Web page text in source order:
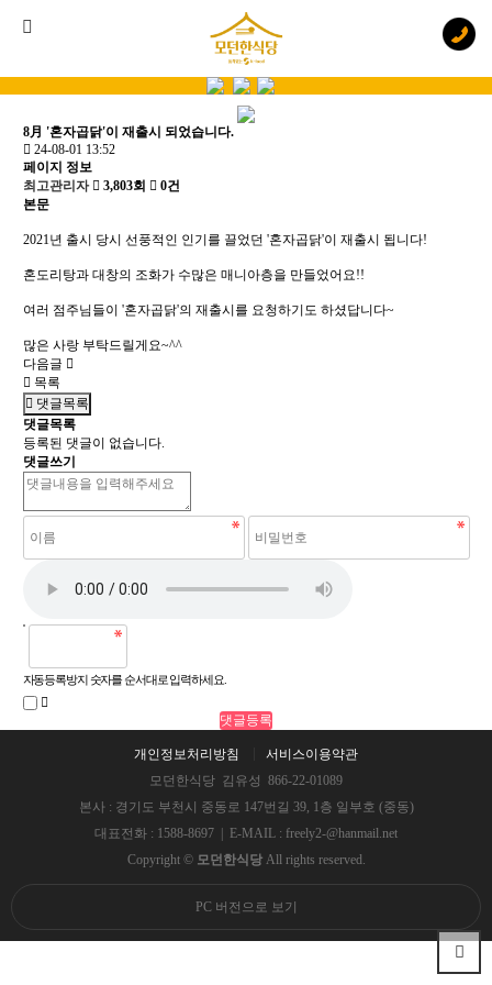
8月 '혼자곱닭'이 재출시 되었습니다.
24-08-01 13:52
페이지 정보
최고관리자
3,803회
0건
본문
2021년 출시 당시 선풍적인 인기를 끌었던 '혼자곱닭'이 재출시 됩니다!
혼도리탕과 대창의 조화가 수많은 매니아층을 만들었어요!!
여러 점주님들이 '혼자곱닭'의 재출시를 요청하기도 하셨답니다~
많은 사랑 부탁드릴게요~^^
다음글
목록
댓글목록
댓글목록
등록된 댓글이 없습니다.
댓글쓰기
자동등록방지 숫자를 순서대로 입력하세요.
개인정보처리방침
서비스이용약관
모던한식당 김유성 866-22-01089
본사 : 경기도 부천시 중동로 147번길 39, 1층 일부호 (중동)
대표전화 : 1588-8697 | E-MAIL : freely2-@hanmail.net
Copyright © 모던한식당All rights reserved.
PC 버전으로 보기